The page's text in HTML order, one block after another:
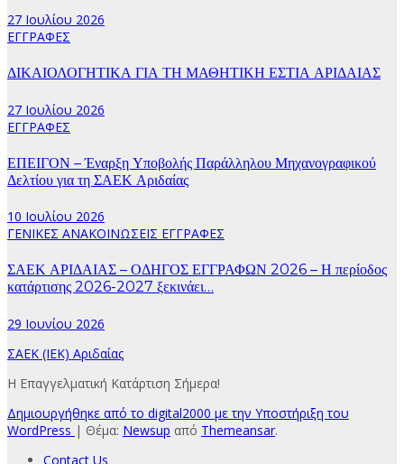
27 Ιουλίου 2026
ΕΓΓΡΑΦΕΣ
ΔΙΚΑΙΟΛΟΓΗΤΙΚΑ ΓΙΑ ΤΗ ΜΑΘΗΤΙΚΗ ΕΣΤΙΑ ΑΡΙΔΑΙΑΣ
27 Ιουλίου 2026
ΕΓΓΡΑΦΕΣ
ΕΠΕΙΓΟΝ – Έναρξη Υποβολής Παράλληλου Μηχανογραφικού
Δελτίου για τη ΣΑΕΚ Αριδαίας
10 Ιουλίου 2026
ΓΕΝΙΚΕΣ ΑΝΑΚΟΙΝΩΣΕΙΣ ΕΓΓΡΑΦΕΣ
ΣΑΕΚ ΑΡΙΔΑΙΑΣ – ΟΔΗΓΟΣ ΕΓΓΡΑΦΩΝ 2026 – Η περίοδος
κατάρτισης 2026-2027 ξεκινάει…
29 Ιουνίου 2026
ΣΑΕΚ (ΙΕΚ) Αριδαίας
Η Επαγγελματική Κατάρτιση Σήμερα!
Δημιουργήθηκε από το digital2000 με την Υποστήριξη του
WordPress | Θέμα: Newsup από Themeansar.
Contact Us